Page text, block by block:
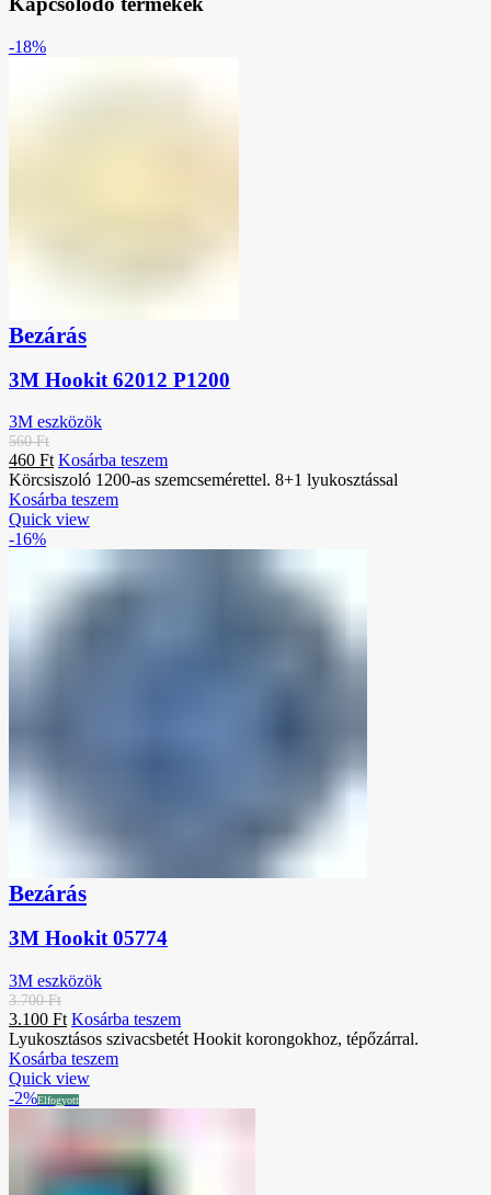
-18%
Bezárás
3M Hookit 62012 P1200
3M eszközök
560Ft
460 Ft Kosárba teszem
Körcsiszoló 1200-as szemcsemérettel. 8+1 lyukosztással
Kosárba teszem
Quick view
-16%
Bezárás
3M Hookit 05774
3M eszközök
3.700Ft
3.100 Ft Kosárba teszem
Lyukosztásos szivacsbetét Hookit korongokhoz, tépőzárral.
Kosárba teszem
Quick view
-2%Elfogyott